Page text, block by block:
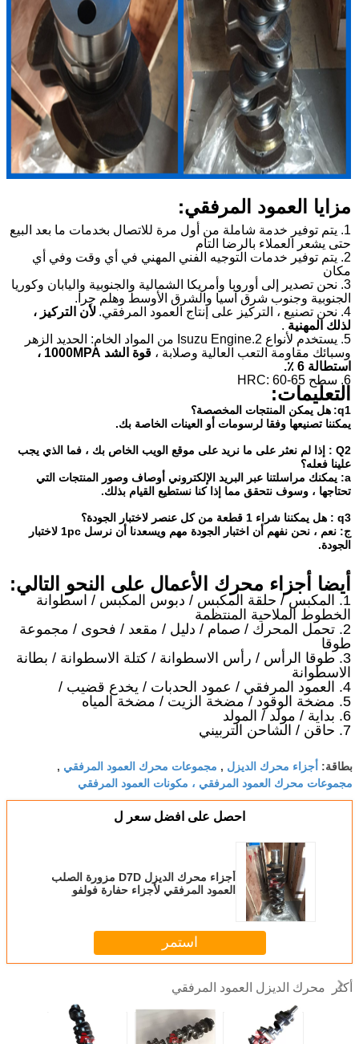
مزايا العمود المرفقي:
1. يتم توفير خدمة شاملة من أول مرة للاتصال بخدمات ما بعد البيع
حتى يشعر العملاء بالرضا التام
2. يتم توفير خدمات التوجيه الفني المهني في أي وقت وفي أي
مكان
3. نحن تصدير إلى أوروبا وأمريكا الشمالية والجنوبية واليابان وكوريا
الجنوبية وجنوب شرق آسيا والشرق الأوسط وهلم جرا.
4. نحن تصنيع ، التركيز على إنتاج العمود المرفقي.
لأن التركيز ،
لذلك المهنية .
5. يستخدم لأنواع Isuzu Engine.2 من المواد الخام: الحديد الزهر
وسبائك مقاومة التعب العالية وصلابة ،
قوة الشد 1000MPA ،
استطالة 6 ٪.
6. سطح HRC: 60-65
التعليمات:
q1: هل يمكن المنتجات المخصصة؟
يمكننا تصنيعها وفقا لرسومات أو العينات الخاصة بك.
Q2 : إذا لم نعثر على ما نريد على موقع الويب الخاص بك ، فما الذي يجب
علينا فعله؟
a: يمكنك مراسلتنا عبر البريد الإلكتروني أوصاف وصور المنتجات التي
تحتاجها ، وسوف نتحقق مما إذا كنا نستطيع القيام بذلك.
q3 : هل يمكننا شراء 1 قطعة من كل عنصر لاختبار الجودة؟
ج: نعم ، نحن نفهم أن اختبار الجودة مهم ويسعدنا أن نرسل 1pc لاختبار
الجودة.
أيضا أجزاء محرك الأعمال على النحو التالي:
1. المكبس / حلقة المكبس / دبوس المكبس / اسطوانة
الخطوط الملاحية المنتظمة
2. تحمل المحرك / صمام / دليل / مقعد / فحوى / مجموعة
طوقا
3. طوقا الرأس / رأس الاسطوانة / كتلة الاسطوانة / بطانة
الاسطوانة
4. العمود المرفقي / عمود الحدبات / يخدع قضيب /
5. مضخة الوقود / مضخة الزيت / مضخة المياه
6. بداية / مولد / المولد
7. حاقن / الشاحن التربيني
بطاقة: أجزاء محرك الديزل , مجموعات محرك العمود المرفقي ,
مجموعات محرك العمود المرفقي ، مكونات العمود المرفقي
احصل على افضل سعر ل
أجزاء محرك الديزل D7D مزورة الصلب
العمود المرفقي لأجزاء حفارة فولفو
استمر
أكثر محرك الديزل العمود المرفقي